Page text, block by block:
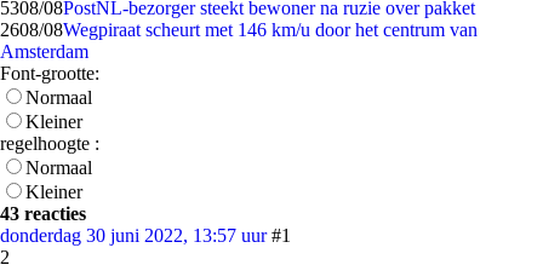
5308/08PostNL-bezorger steekt bewoner na ruzie over pakket
2608/08Wegpiraat scheurt met 146 km/u door het centrum van
Amsterdam
Font-grootte:
Normaal
Kleiner
regelhoogte :
Normaal
Kleiner
43 reacties
donderdag 30 juni 2022, 13:57 uur #1
2